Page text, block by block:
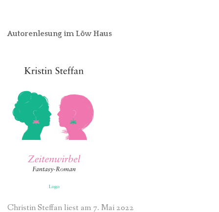
Autorenlesung im Löw Haus
Christin Steffan liest am 7. Mai 2022